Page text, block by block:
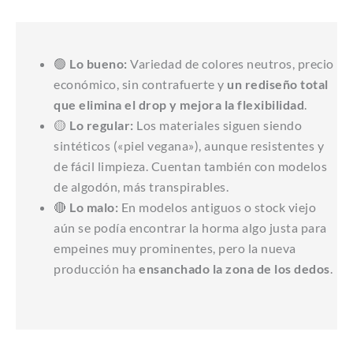
🟢 Lo bueno: Variedad de colores neutros, precio
económico, sin contrafuerte y un rediseño total
que elimina el drop y mejora la flexibilidad.
🟡 Lo regular: Los materiales siguen siendo
sintéticos («piel vegana»), aunque resistentes y
de fácil limpieza. Cuentan también con modelos
de algodón, más transpirables.
🔴 Lo malo: En modelos antiguos o stock viejo
aún se podía encontrar la horma algo justa para
empeines muy prominentes, pero la nueva
producción ha ensanchado la zona de los dedos.